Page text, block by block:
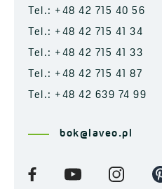
Tel.: +48 42 715 40 56
Tel.: +48 42 715 41 34
Tel.: +48 42 715 41 33
Tel.: +48 42 715 41 87
Tel.: +48 42 639 74 99
bok@laveo.pl